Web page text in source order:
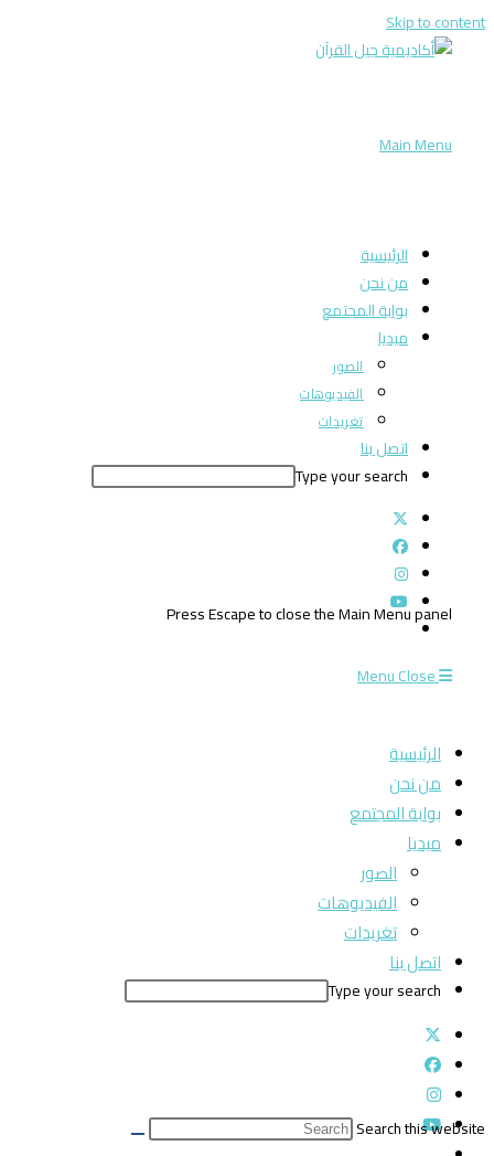
Skip to content
Main Menu
الرئيسية
من نحن
بوابة المجتمع
ميديا
الصور
الفيديوهات
تغريدات
اتصل بنا
Type your search
Press Escape to close the Main Menu panel
MenuClose
الرئيسية
من نحن
بوابة المجتمع
ميديا
الصور
الفيديوهات
تغريدات
اتصل بنا
Type your search
Search this website